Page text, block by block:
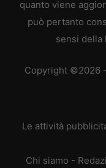
quanto viene
può pertanto
sensi della
Copyright ©2026
Le attività
Chi siamo -